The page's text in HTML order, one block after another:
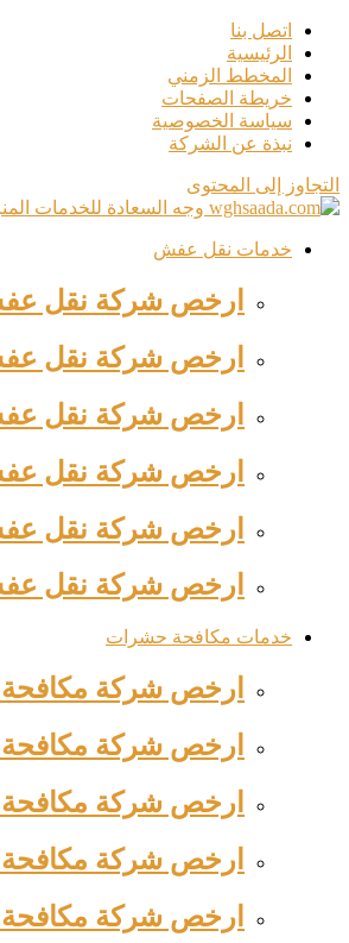
اتصل بنا
الرئيسية
المخطط الزمني
خريطة الصفحات
سياسة الخصوصية
نبذة عن الشركة
التجاوز إلى المحتوى
خدمات نقل عفش
ارخص شركة نقل عفش بالقصيم
ارخص شركة نقل عفش بجازان عام
ارخص شركة نقل عفش بحرة عام ٢٠٢٦
ارخص شركة نقل عفش بينبع عام
ارخص شركة نقل عفش بالطائف
ارخص شركة نقل عفش بجدة بخصم
خدمات مكافحة حشرات
ارخص شركة مكافحة حشرات
ارخص شركة مكافحة حشرات بجدة
ارخص شركة مكافحة حشرات بمكة
ارخص شركة مكافحة حشرات
ارخص شركة مكافحة